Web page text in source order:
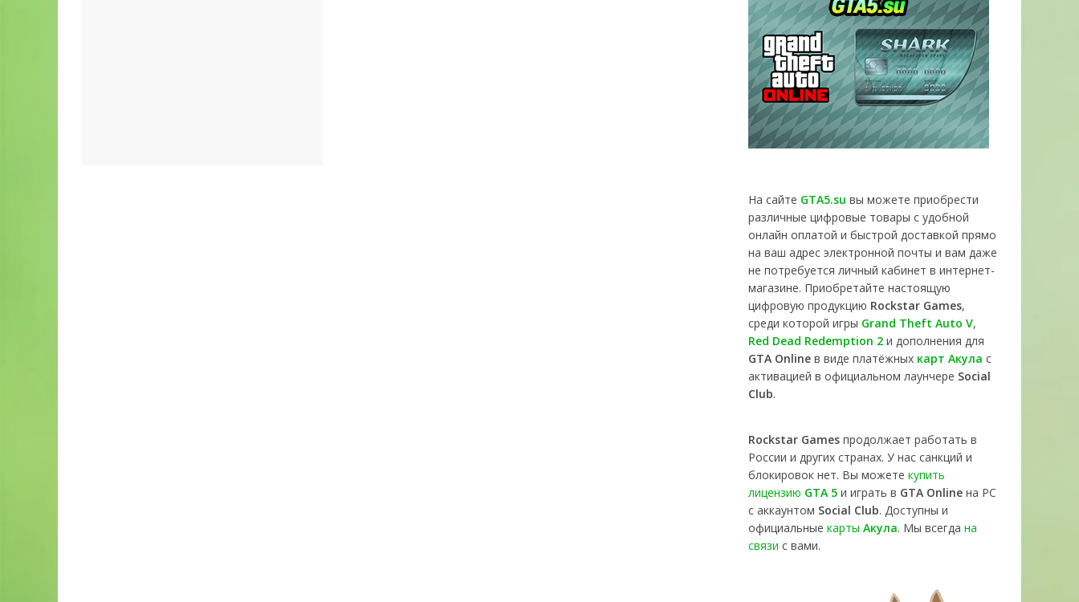
На сайте GTA5.su вы можете приобрести
различные цифровые товары с удобной
онлайн оплатой и быстрой доставкой прямо
на ваш адрес электронной почты и вам даже
не потребуется личный кабинет в интернет-
магазине. Приобретайте настоящую
цифровую продукцию Rockstar Games,
среди которой игры Grand Theft Auto V,
Red Dead Redemption 2 и дополнения для
GTA Online в виде платёжных карт Акула с
активацией в официальном лаунчере Social
Club.
Rockstar Games продолжает работать в
России и других странах. У нас санкций и
блокировок нет. Вы можете купить
лицензию GTA 5 и играть в GTA Online на PC
с аккаунтом Social Club. Доступны и
официальные карты Акула. Мы всегда на
связи с вами.